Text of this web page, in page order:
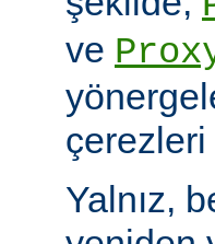
ve
Yalnız,